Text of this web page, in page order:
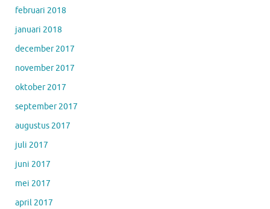
februari 2018
januari 2018
december 2017
november 2017
oktober 2017
september 2017
augustus 2017
juli 2017
juni 2017
mei 2017
april 2017